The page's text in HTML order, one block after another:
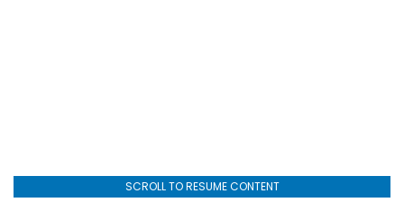
SCROLL TO RESUME CONTENT